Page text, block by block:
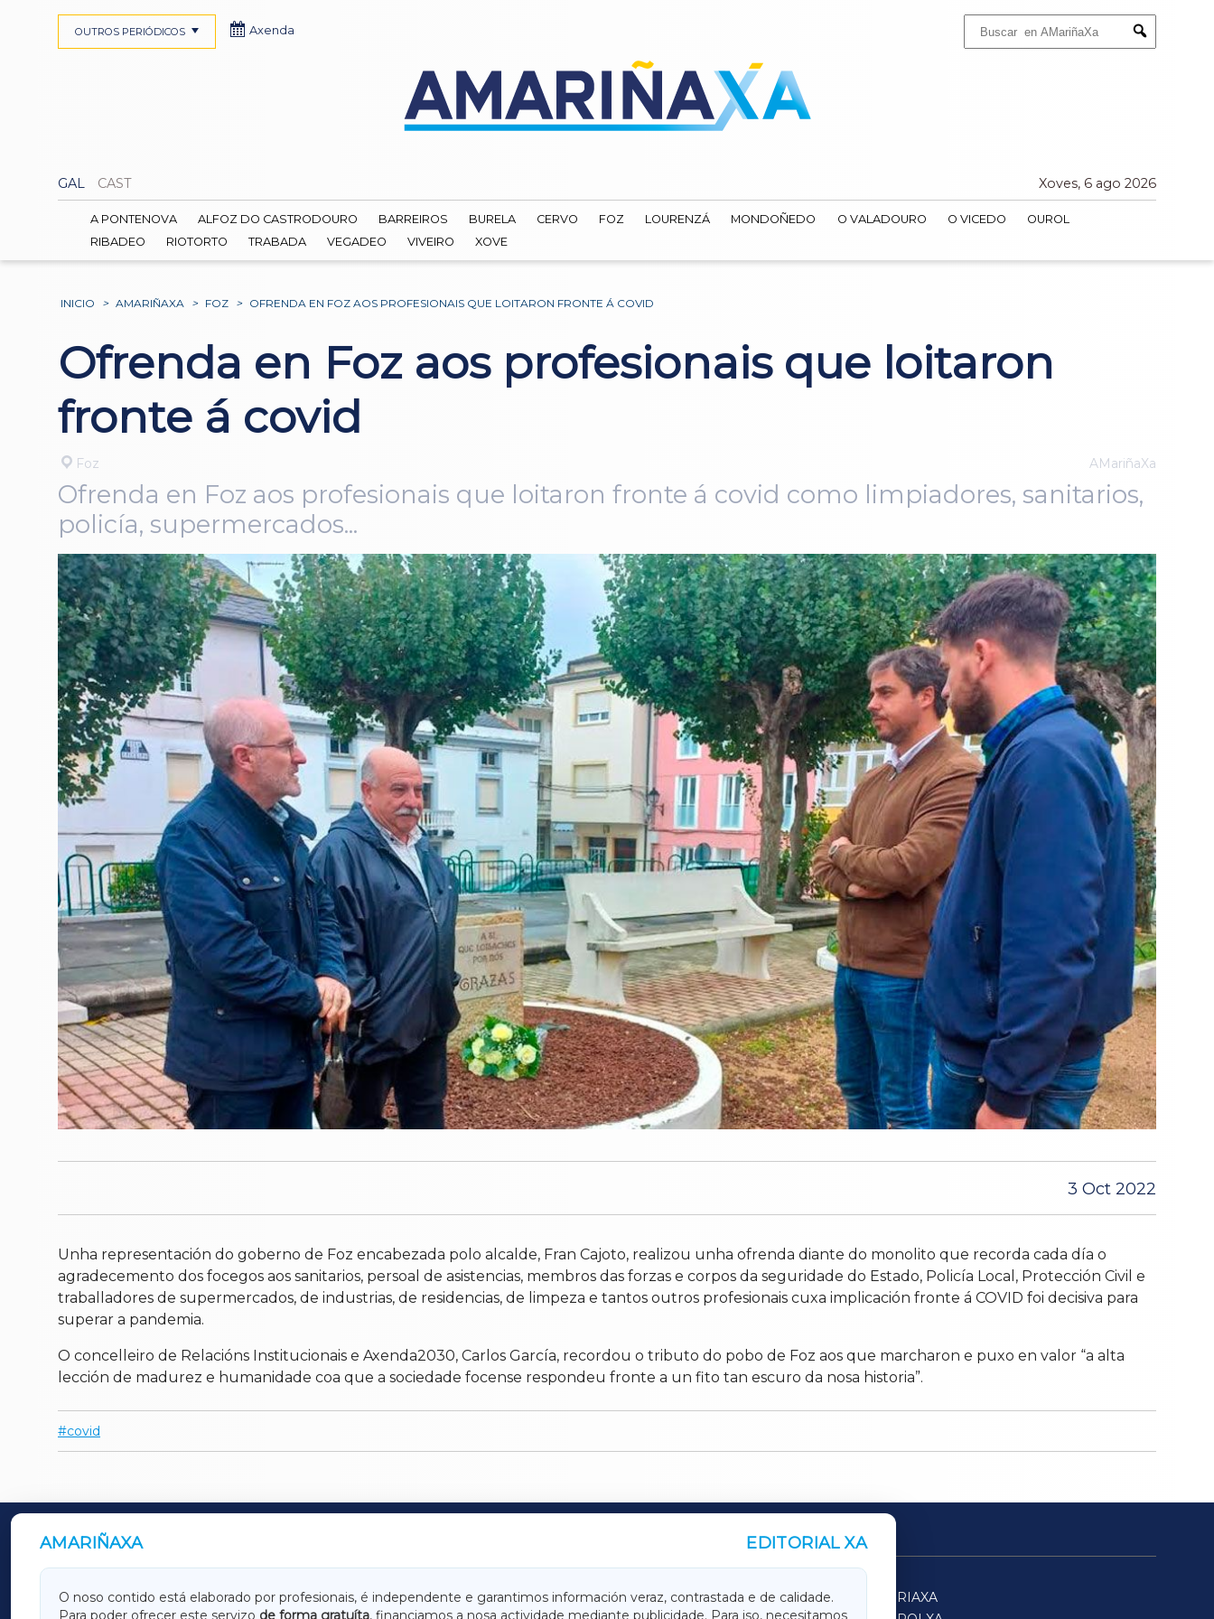
Submit
GAL CAST Xoves, 6 ago 2026
OUTROS PERIÓDICOS Axenda
A PONTENOVA ALFOZ DO CASTRODOURO BARREIROS BURELA CERVO FOZ LOURENZÁ MONDOÑEDO O VALADOURO O VICEDO
OUROL
RIBADEO
RIOTORTO TRABADA VEGADEO VIVEIRO XOVE
INICIO > AMARIÑAXA > FOZ > OFRENDA EN FOZ AOS PROFESIONAIS QUE LOITARON FRONTE Á COVID
Ofrenda en Foz aos profesionais que loitaron
fronte á covid
Foz AMariñaXa
Ofrenda en Foz aos profesionais que loitaron fronte á covid como limpiadores, sanitarios,
policía, supermercados...
3 Oct 2022
Unha representación do goberno de Foz encabezada polo alcalde, Fran Cajoto, realizou unha ofrenda diante do monolito que recorda cada día o
agradecemento dos focegos aos sanitarios, persoal de asistencias, membros das forzas e corpos da seguridade do Estado, Policía Local, Protección Civil e
traballadores de supermercados, de industrias, de residencias, de limpeza e tantos outros profesionais cuxa implicación fronte á COVID foi decisiva para
superar a pandemia.
O concelleiro de Relacións Institucionais e Axenda2030, Carlos García, recordou o tributo do pobo de Foz aos que marcharon e puxo en valor “a alta
lección de madurez e humanidade coa que a sociedade focense respondeu fronte a un fito tan escuro da nosa historia”.
covid
AMARIÑAXA EDITORIAL XA
O noso contido está elaborado por profesionais, é independente e garantimos información veraz, contrastada e de calidade.
Para poder ofrecer este servizo de forma gratuíta, financiamos a nosa actividade mediante publicidade. Para iso, necesitamos
OUTROS PERIÓDICOS
GALICIAXA LUGOXA TERRACHAXA
SARRIAXA